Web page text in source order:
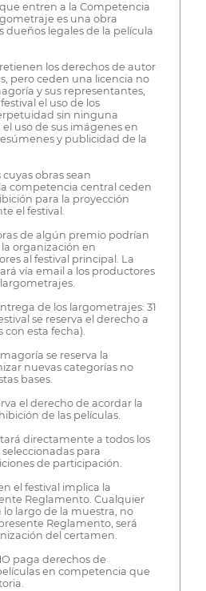
entren a la Competencia
es una obra
dueños legales de la película
los derechos de autor
pero ceden una licencia no
y sus representantes,
el uso de los
sin ninguna
uso de sus imágenes en
y publicidad de la
obras sean
competencia central ceden
para la proyección
el festival.
de algún premio podrían
organización en
al festival principal. La
vía email a los productores
de los largometrajes: 31
se reserva el derecho a
con esta fecha).
se reserva la
nuevas categorías no
bases.
el derecho de acordar la
de las películas.
directamente a todos los
para
de participación.
el festival implica la
Reglamento. Cualquier
largo de la muestra, no
Reglamento, será
del certamen.
paga derechos de
en competencia que